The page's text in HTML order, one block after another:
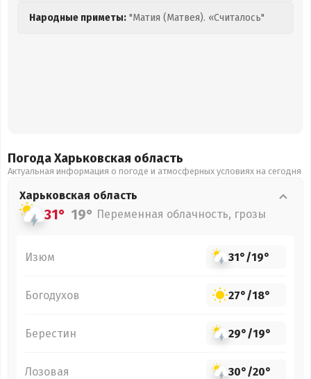
Народные приметы: "Матия (Матвея). «Считалось"
Погода Харьковская область
Актуальная информация о погоде и атмосферных условиях на сегодня
Харьковская область
31° 19° Переменная облачность, грозы
Изюм 31°/19°
Богодухов 27°/18°
Берестин 29°/19°
Лозовая 30°/20°